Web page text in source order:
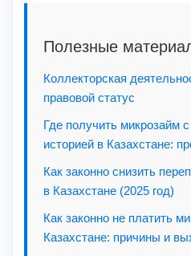
Полезные
Коллекторская
правовой статус
Где получить микрозайм
историей в Казахстане:
Как законно снизить
в Казахстане (2025 год)
Как законно не платить
Казахстане: причины и